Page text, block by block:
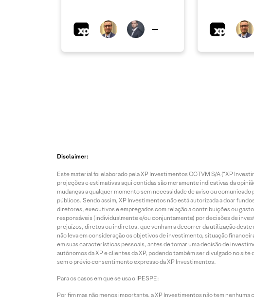
Disclaimer:
Este material foi elaborado pela XP Investimentos CCTVM S/A (“XP
projeções e estimativas aqui contidas são meramente indicativas da
mudanças a qualquer momento sem necessidade de aviso ou
públicos. Sendo assim, XP Investimentos não está autorizada a doar
diretores, executivos e empregados com relação a contribuições ou
responsáveis (individualmente e/ou conjuntamente) por decisões de
prejuízos, diretos ou indiretos, que venham a decorrer da utilização
não leva em consideração os objetivos de investimento, situação
em suas características pessoais, antes de tomar uma decisão de
autônomos da XP e clientes da XP, podendo também ser divulgado no
sem o prévio consentimento expresso da XP Investimentos.
Para os casos em que se usa o IPESPE:
Por fim mas não menos importante, a XP Investimentos não tem